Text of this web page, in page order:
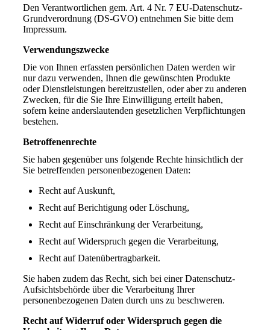
Den Verantwortlichen gem. Art. 4 Nr. 7 EU-Datenschutz-
Grundverordnung (DS-GVO) entnehmen Sie bitte dem
Impressum.
Verwendungszwecke
Die von Ihnen erfassten persönlichen Daten werden wir
nur dazu verwenden, Ihnen die gewünschten Produkte
oder Dienstleistungen bereitzustellen, oder aber zu anderen
Zwecken, für die Sie Ihre Einwilligung erteilt haben,
sofern keine anderslautenden gesetzlichen Verpflichtungen
bestehen.
Betroffenenrechte
Sie haben gegenüber uns folgende Rechte hinsichtlich der
Sie betreffenden personenbezogenen Daten:
Recht auf Auskunft,
Recht auf Berichtigung oder Löschung,
Recht auf Einschränkung der Verarbeitung,
Recht auf Widerspruch gegen die Verarbeitung,
Recht auf Datenübertragbarkeit.
Sie haben zudem das Recht, sich bei einer Datenschutz-
Aufsichtsbehörde über die Verarbeitung Ihrer
personenbezogenen Daten durch uns zu beschweren.
Recht auf Widerruf oder Widerspruch gegen die